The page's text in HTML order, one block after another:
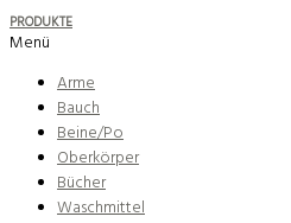
PRODUKTE
Menü
Arme
Bauch
Beine/Po
Oberkörper
Bücher
Waschmittel